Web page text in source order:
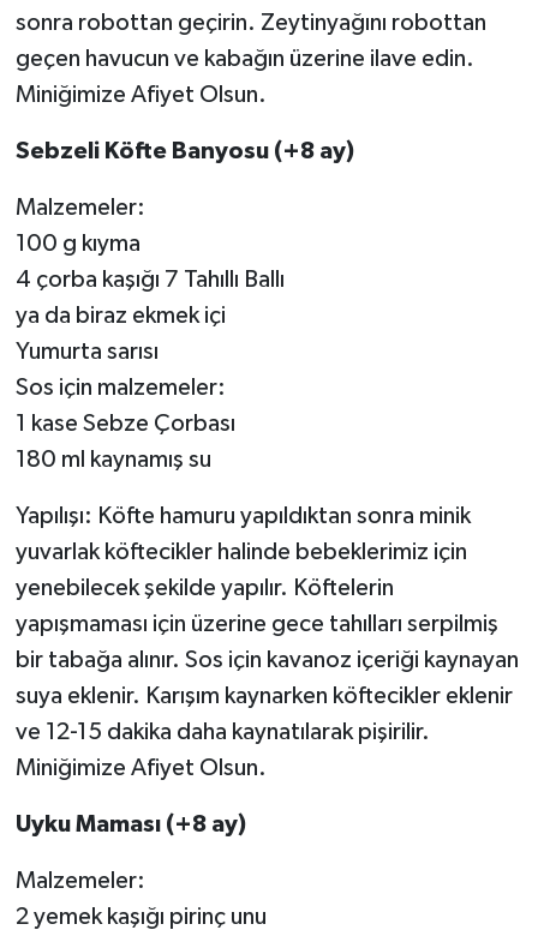
sonra robottan geçirin. Zeytinyağını robottan
geçen havucun ve kabağın üzerine ilave edin.
Miniğimize Afiyet Olsun.
Sebzeli Köfte Banyosu (+8 ay)
Malzemeler:
100 g kıyma
4 çorba kaşığı 7 Tahıllı Ballı
ya da biraz ekmek içi
Yumurta sarısı
Sos için malzemeler:
1 kase Sebze Çorbası
180 ml kaynamış su
Yapılışı: Köfte hamuru yapıldıktan sonra minik
yuvarlak köftecikler halinde bebeklerimiz için
yenebilecek şekilde yapılır. Köftelerin
yapışmaması için üzerine gece tahılları serpilmiş
bir tabağa alınır. Sos için kavanoz içeriği kaynayan
suya eklenir. Karışım kaynarken köftecikler eklenir
ve 12-15 dakika daha kaynatılarak pişirilir.
Miniğimize Afiyet Olsun.
Uyku Maması (+8 ay)
Malzemeler:
2 yemek kaşığı pirinç unu